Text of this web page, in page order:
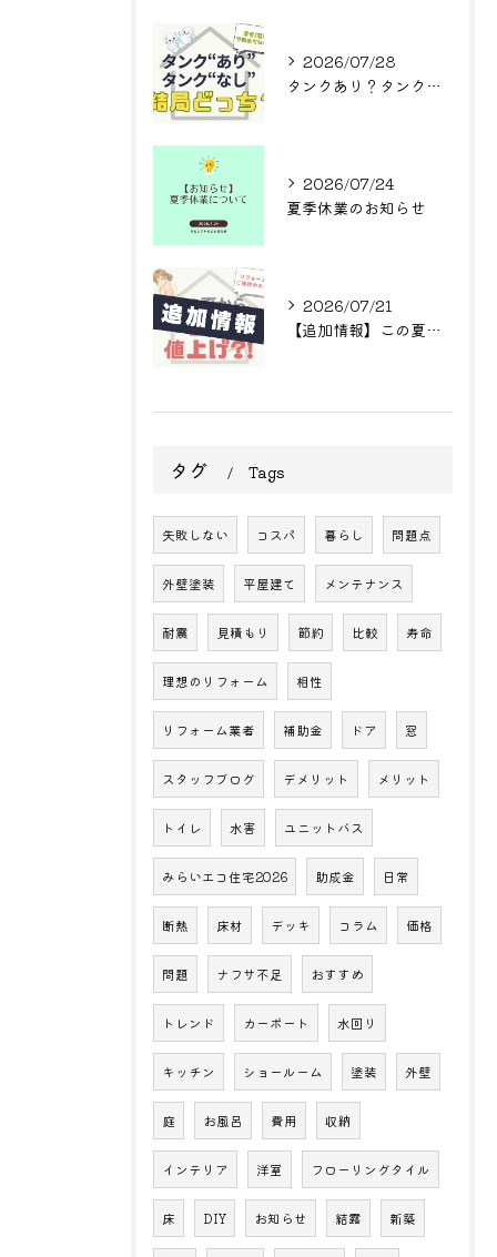
2026/07/28
タンクあり？タンクなし？結局どっち？
2026/07/24
夏季休業のお知らせ
2026/07/21
【追加情報】この夏からまた値上げ?! リフォームをご検討中の方へ
タグ Tags
失敗しない コスパ 暮らし 問題点
外壁塗装 平屋建て メンテナンス
耐震 見積もり 節約 比較 寿命
理想のリフォーム 相性
リフォーム業者 補助金 ドア 窓
スタッフブログ デメリット メリット
トイレ 水害 ユニットバス
みらいエコ住宅2026 助成金 日常
断熱 床材 デッキ コラム 価格
問題 ナフサ不足 おすすめ
トレンド カーポート 水回り
キッチン ショールーム 塗装 外壁
庭 お風呂 費用 収納
インテリア 洋室 フローリングタイル
床 DIY お知らせ 結露 新築